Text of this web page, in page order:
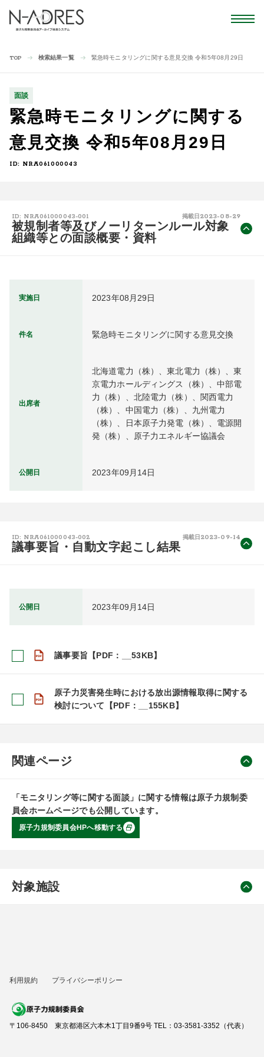
TOP 検索結果一覧 緊急時モニタリングに関する意見交換 令和5年08月29日
面談
緊急時モニタリングに関する
意見交換 令和5年08月29日
ID: NRA061000043
ID: NRA061000043-001 掲載日 2023-08-29
被規制者等及びノーリターンルール対象
組織等との面談概要・資料
実施日 2023年08月29日
件名 緊急時モニタリングに関する意見交換
出席者
北海道電力（株）、東北電力（株）、東
京電力ホールディングス（株）、中部電
力（株）、北陸電力（株）、関西電力
（株）、中国電力（株）、九州電力
（株）、日本原子力発電（株）、電源開
発（株）、原子力エネルギー協議会
公開日 2023年09月14日
ID: NRA061000043-002 掲載日 2023-09-14
議事要旨・自動文字起こし結果
公開日 2023年09月14日
議事要旨【PDF：__53KB】
原子力災害発生時における放出源情報取得に関する
検討について【PDF：__155KB】
関連ページ
「モニタリング等に関する面談」に関する情報は原子力規制委
員会ホームページでも公開しています。
原子力規制委員会HPへ移動する
対象施設
利用規約 プライバシーポリシー
〒106-8450 東京都港区六本木1丁目9番9号 TEL：03-3581-3352（代表）